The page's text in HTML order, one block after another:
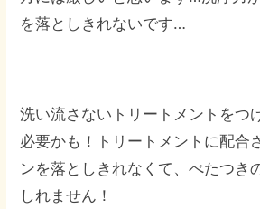
を落としきれないです…
洗い流さないトリートメントをつ
必要かも！トリートメントに配合
ンを落としきれなくて、べたつき
しれません！